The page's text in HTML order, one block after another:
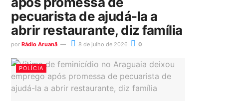
pecuarista de ajudá-la a
abrir restaurante, diz família
por Rádio Aruanã 8 de julho de 2026 0
POLÍCIA